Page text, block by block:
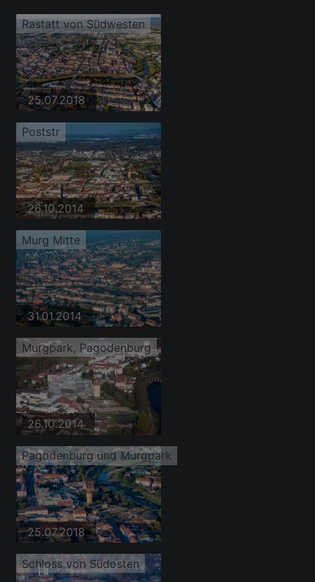
Rastatt von Südwesten
25.07.2018
Poststr
26.10.2014
Murg Mitte
31.01.2014
Murgpark, Pagodenburg
26.10.2014
Pagodenburg und Murgpark
25.07.2018
Schloss von Südosten